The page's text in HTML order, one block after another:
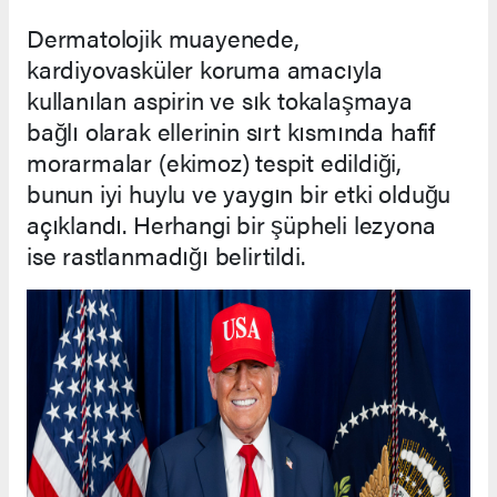
Dermatolojik muayenede,
kardiyovasküler koruma amacıyla
kullanılan aspirin ve sık tokalaşmaya
bağlı olarak ellerinin sırt kısmında hafif
morarmalar (ekimoz) tespit edildiği,
bunun iyi huylu ve yaygın bir etki olduğu
açıklandı. Herhangi bir şüpheli lezyona
ise rastlanmadığı belirtildi.